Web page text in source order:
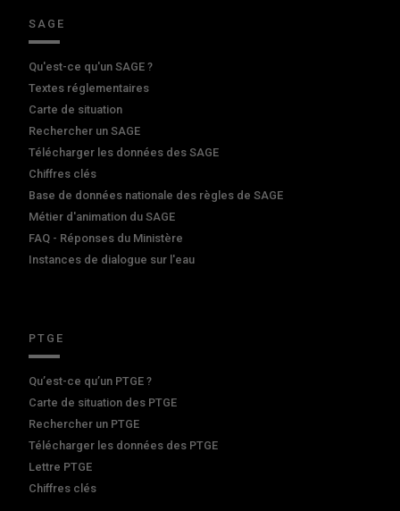
SAGE
Qu'est-ce qu'un SAGE ?
Textes réglementaires
Carte de situation
Rechercher un SAGE
Télécharger les données des SAGE
Chiffres clés
Base de données nationale des règles de SAGE
Métier d'animation du SAGE
FAQ - Réponses du Ministère
Instances de dialogue sur l'eau
PTGE
Qu’est-ce qu’un PTGE ?
Carte de situation des PTGE
Rechercher un PTGE
Télécharger les données des PTGE
Lettre PTGE
Chiffres clés